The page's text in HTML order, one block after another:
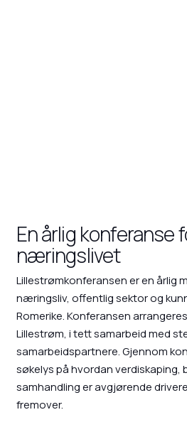
En årlig konferanse
næringslivet
Lillestrømkonferansen er en årlig
næringsliv, offentlig sektor og
Romerike. Konferansen
Lillestrøm, i tett samarbeid med
samarbeidspartnere. Gjennom
søkelys på hvordan
samhandling er avgjørende
fremover.